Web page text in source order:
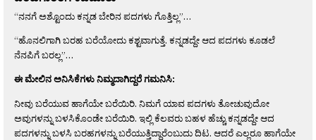
“ನನಗೆ ಅಶ್ಟೊಂದು ಕನ್ನಡ ಬೇರಿನ ಪದಗಳು ಗೊತ್ತಿಲ್ಲ”…
“ಹೊನಲಿಗಾಗಿ ಬರಹ ಬರೆಯೋದು ಕಶ್ಟವಾಗುತ್ತೆ. ಕನ್ನಡದ್ದೇ ಆದ ಪದಗಳು ಕೂಡಲೆ
ನೆನಪಿಗೆ ಬರಲ್ಲ”…
ಈ ಮೇಲಿನ ಅನಿಸಿಕೆಗಳು ನಿಮ್ಮದಾಗಿದ್ದರೆ ಗಮನಿಸಿ:
ನೀವು ಬರೆಯುವ ಹಾಗೆಯೇ ಬರೆಯಿರಿ. ನಿಮಗೆ ಯಾವ ಪದಗಳು ತೋಚುವುದೋ
ಅವುಗಳನ್ನು ಬಳಸಿಕೊಂಡೇ ಬರೆಯಿರಿ. ಇಲ್ಲಿ ಕೆಲವರು ಬಹಳ ಹೆಚ್ಚು ಕನ್ನಡದ್ದೇ ಆದ
ಪದಗಳನ್ನು ಬಳಸಿ ಬರಹಗಳನ್ನು ಬರೆಯುತ್ತಿದ್ದಾರೆಂಬುದು ದಿಟ. ಆದರೆ ಎಲ್ಲರೂ ಹಾಗೆಯೇ